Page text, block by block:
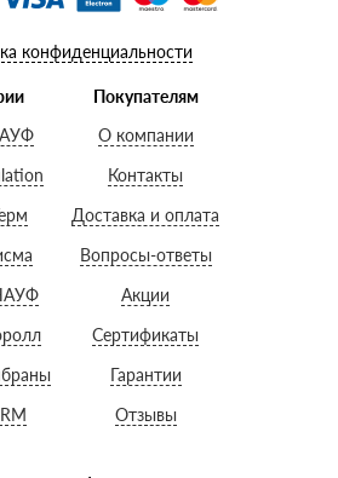
конфиденциальности
Покупателям
О компании
Контакты
Доставка и оплата
Вопросы-ответы
Акции
Сертификаты
Гарантии
Отзывы